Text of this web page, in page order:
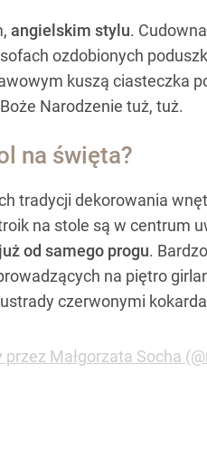
angielskim stylu.
ozdobionych
kuszą ciasteczka
Narodzenie tuż, tuż.
na święta?
tradycji dekorowania
na stole są w centrum
już od samego progu.
na piętro
czerwonymi
Małgorzata Socha